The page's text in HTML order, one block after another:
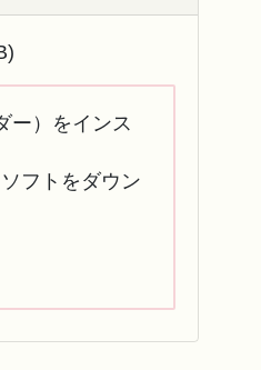
ー）をインス
フトをダウン